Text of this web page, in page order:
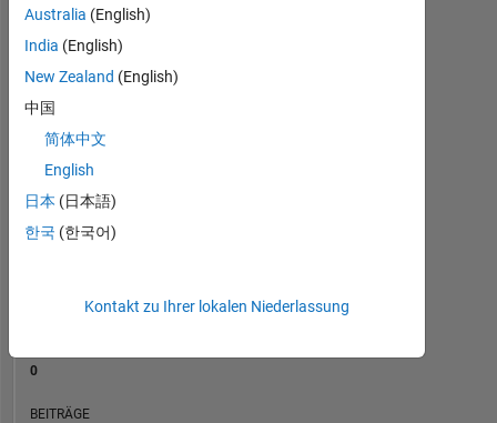
BEITRÄGE
0
BEITRÄGE
Australia (English)
India (English)
New Zealand (English)
中国
简体中文
English
日本 (日本語)
한국 (한국어)
Kontakt zu Ihrer lokalen Niederlassung